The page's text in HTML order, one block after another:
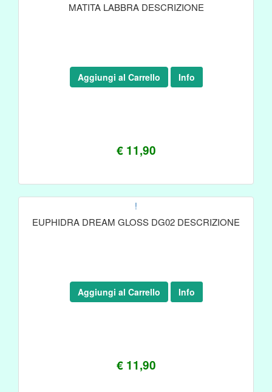
MATITA LABBRA DESCRIZIONE
€ 11,90
Aggiungi al Carrello Info
!
EUPHIDRA DREAM GLOSS DG02 DESCRIZIONE
€ 11,90
Aggiungi al Carrello Info